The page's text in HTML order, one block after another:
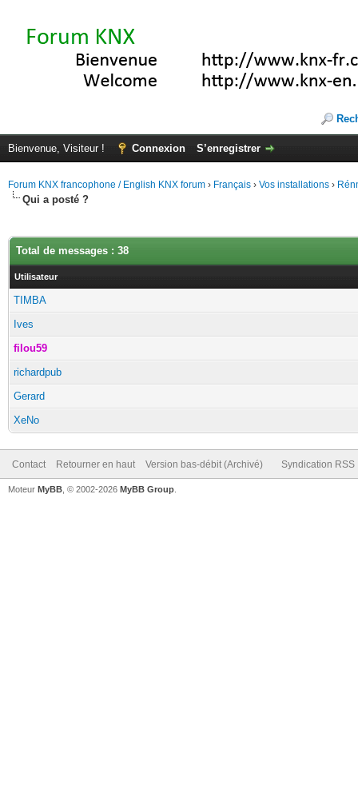
Bienvenue, Visiteur ! Connexion S’enregistrer
Forum KNX francophone / English KNX forum › Français › Vos installations ›
Qui a posté ?
Total de messages : 38
Utilisateur
TIMBA
Ives
filou59
richardpub
Gerard
XeNo
Contact Retourner en haut Version bas-débit (Archivé) Syndication RSS
Moteur MyBB , © 2002-2026 MyBB Group